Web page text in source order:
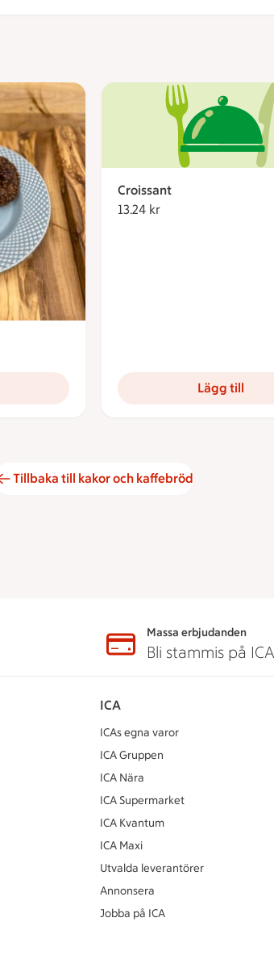
Croissant
13.24 kr
Lägg till
Tillbaka till kakor och kaffebröd
Massa erbjudanden
Bli stammis på ICA
ICA
ICAs egna varor
ICA Gruppen
ICA Nära
ICA Supermarket
ICA Kvantum
ICA Maxi
Utvalda leverantörer
Annonsera
Jobba på ICA